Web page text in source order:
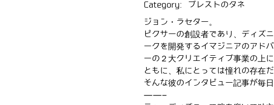
Category: ブレストのタネ
ジョン・ラセター。
ピクサーの創設者であり、ディズ
ークを開発するイマジニアのアド
ーの２大クリエイティブ事業の上
ともに、私にとっては憧れの存在だ
そんな彼のインタビュー記事が毎
——–